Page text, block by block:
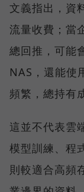
文義指出，資
流量收費；當
總回推，可能
NAS，還能使
頻繁，總持有
這並不代表雲
模型訓練、程
則較適合高頻